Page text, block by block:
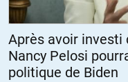
Après avoir investi
Nancy Pelosi
politique de Biden